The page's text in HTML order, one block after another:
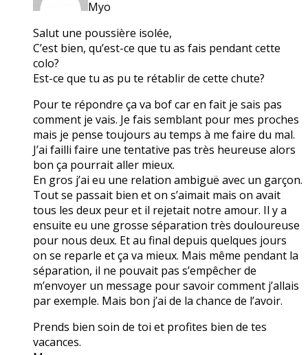
Myo
Salut une poussière isolée,
C’est bien, qu’est-ce que tu as fais pendant cette
colo?
Est-ce que tu as pu te rétablir de cette chute?
Pour te répondre ça va bof car en fait je sais pas
comment je vais. Je fais semblant pour mes proches
mais je pense toujours au temps à me faire du mal.
J’ai failli faire une tentative pas très heureuse alors
bon ça pourrait aller mieux.
En gros j’ai eu une relation ambiguë avec un garçon.
Tout se passait bien et on s’aimait mais on avait
tous les deux peur et il rejetait notre amour. Il y a
ensuite eu une grosse séparation très douloureuse
pour nous deux. Et au final depuis quelques jours
on se reparle et ça va mieux. Mais même pendant la
séparation, il ne pouvait pas s’empêcher de
m’envoyer un message pour savoir comment j’allais
par exemple. Mais bon j’ai de la chance de l’avoir.
Prends bien soin de toi et profites bien de tes
vacances.